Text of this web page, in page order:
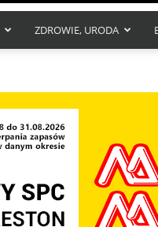
ZDROWIE, URODA